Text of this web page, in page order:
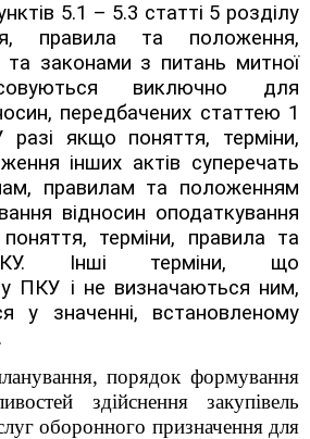
5.1 – 5.3 статті 5 розділу
правила та положення,
та законами з питань митної
виключно для
передбачених статтею 1
якщо поняття, терміни,
інших актів суперечать
правилам та положенням
відносин оподаткування
терміни, правила та
Інші терміни, що
ПКУ і не визначаються ним,
у значенні, встановленому
порядок формування
здійснення закупівель
оборонного призначення для